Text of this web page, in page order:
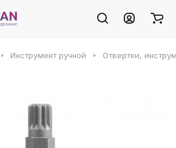
Инструмент ручной Отвертки,